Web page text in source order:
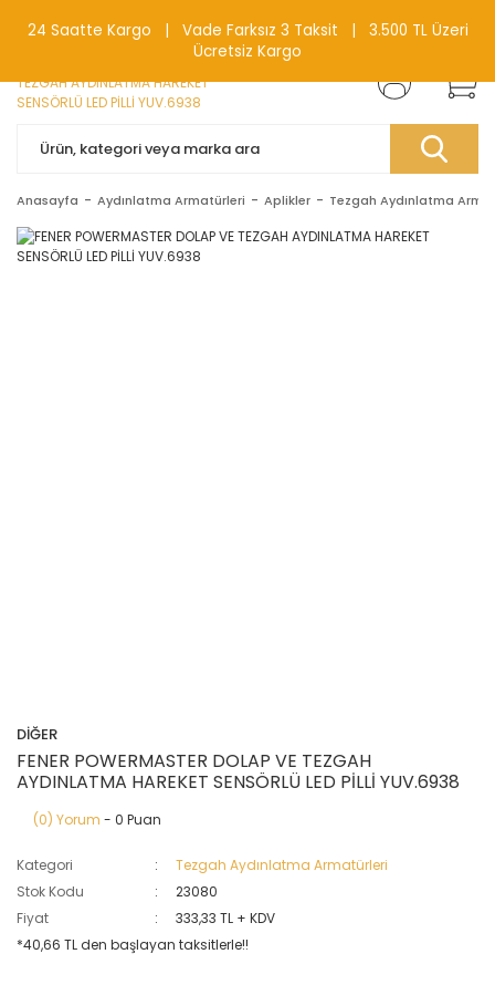
0(212) 240 87 88
Anasayfa Aydınlatma Armatürleri Aplikler Tezgah Aydınlatma
DİĞER
FENER POWERMASTER DOLAP VE TEZGAH
AYDINLATMA HAREKET SENSÖRLÜ LED PİLLİ YUV.6938
(0) Yorum - 0 Puan
Kategori
Tezgah Aydınlatma Armatürleri
Stok Kodu
23080
Fiyat
333,33 TL + KDV
*40,66 TL den başlayan taksitlerle!!
24 Saatte Kargo | Vade Farksız 3 Taksit | 3.500 TL Üzeri
Ücretsiz Kargo